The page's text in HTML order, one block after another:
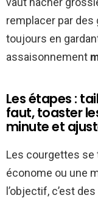
remplacer par des
toujours en
assaisonnement
Les étapes :
faut, toaster
minute et
Les courgettes se
économe ou une
l’objectif, c’est